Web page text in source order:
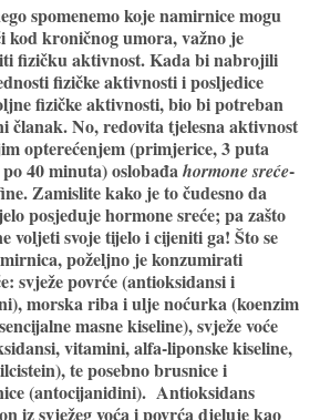
spomenemo koje namirnice mogu
kod kroničnog umora, važno je
fizičku aktivnost. Kada bi nabrojili
fizičke aktivnosti i posljedice
fizičke aktivnosti, bio bi potreban
članak. No, redovita tjelesna aktivnost
opterećenjem (primjerice, 3 puta
40 minuta) oslobađahormone sreće-
Zamislite kako je to čudesno da
posjeduje hormone sreće; pa zašto
voljeti svoje tijelo i cijeniti ga! Što se
poželjno je konzumirati
svježe povrće (antioksidansi i
morska riba i ulje noćurka (koenzim
masne kiseline), svježe voće
vitamini, alfa-liponske kiseline,
te posebno brusnice i
(antocijanidini). Antioksidans
iz svježeg voća i povrća djeluje kao